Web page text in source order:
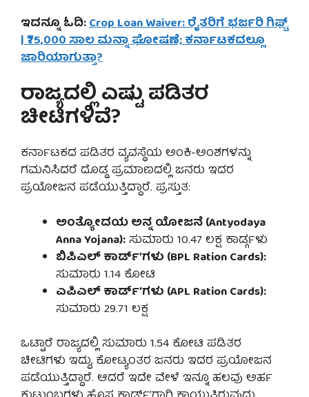
ಇದನ್ನೂ ಓದಿ:Crop Loan Waiver: ರೈತರಿಗೆ ಭರ್ಜರಿ ಗಿಫ್ಟ್
| ₹75,000 ಸಾಲ ಮನ್ನಾ ಘೋಷಣೆ; ಕರ್ನಾಟಕದಲ್ಲೂ
ಜಾರಿಯಾಗುತ್ತಾ?
ರಾಜ್ಯದಲ್ಲಿ ಎಷ್ಟು ಪಡಿತರ
ಚೀಟಿಗಳಿವೆ?
ಕರ್ನಾಟಕದ ಪಡಿತರ ವ್ಯವಸ್ಥೆಯ ಅಂಕಿ-ಅಂಶಗಳನ್ನು
ಗಮನಿಸಿದರೆ ದೊಡ್ಡ ಪ್ರಮಾಣದಲ್ಲಿ ಜನರು ಇದರ
ಪ್ರಯೋಜನ ಪಡೆಯುತ್ತಿದ್ದಾರೆ. ಪ್ರಸ್ತುತ:
ಅಂತ್ಯೋದಯ ಅನ್ನ ಯೋಜನೆ (Antyodaya
Anna Yojana):ಸುಮಾರು 10.47 ಲಕ್ಷ ಕಾರ್ಡ್ಗಳು
ಬಿಪಿಎಲ್ ಕಾರ್ಡ್’ಗಳು (BPL Ration Cards):
ಸುಮಾರು 1.14 ಕೋಟಿ
ಎಪಿಎಲ್ ಕಾರ್ಡ್’ಗಳು (APL Ration Cards):
ಸುಮಾರು 29.71 ಲಕ್ಷ
ಒಟ್ಟಾರೆ ರಾಜ್ಯದಲ್ಲಿ ಸುಮಾರು 1.54 ಕೋಟಿ ಪಡಿತರ
ಚೀಟಿಗಳು ಇದ್ದು, ಕೋಟ್ಯಂತರ ಜನರು ಇದರ ಪ್ರಯೋಜನ
ಪಡೆಯುತ್ತಿದ್ದಾರೆ. ಆದರೆ ಇದೇ ವೇಳೆ ಇನ್ನೂ ಹಲವು ಅರ್ಹ